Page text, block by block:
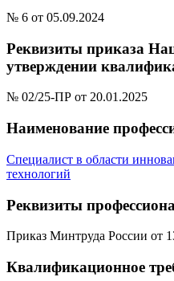
№ 6 от 05.09.2024
Реквизиты приказа
утверждении
№ 02/25-ПР от 20.01.2025
Наименование
Специалист в области
технологий
Реквизиты
Приказ Минтруда России от
Квалификационное